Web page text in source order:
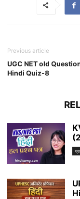
Previous article
UGC NET old
Hindi Quiz-8